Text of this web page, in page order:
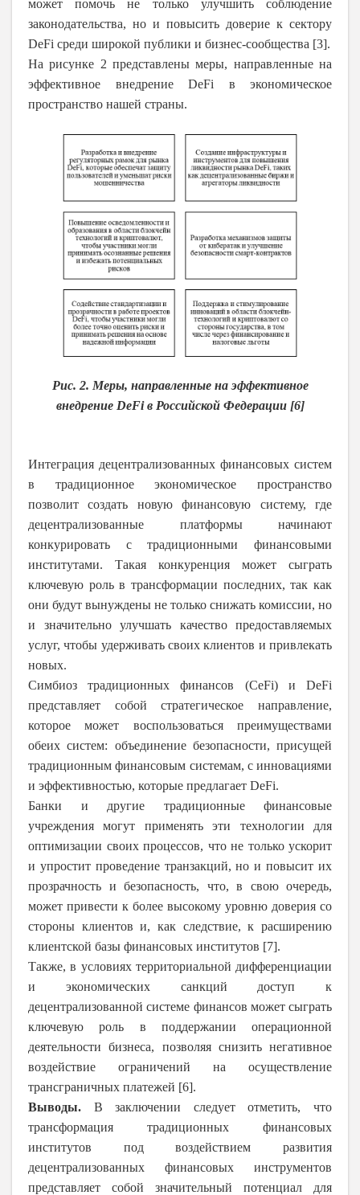
может помочь не только улучшить соблюдение
законодательства, но и повысить доверие к сектору
DeFi среди широкой публики и бизнес-сообщества [3].
На рисунке 2 представлены меры, направленные на
эффективное внедрение DeFi в экономическое
пространство нашей страны.
Рис. 2. Меры, направленные на эффективное
внедрение DeFiв Российской Федерации [6]
Интеграция децентрализованных финансовых систем
в традиционное экономическое пространство
позволит создать новую финансовую систему, где
децентрализованные платформы начинают
конкурировать с традиционными финансовыми
институтами. Такая конкуренция может сыграть
ключевую роль в трансформации последних, так как
они будут вынуждены не только снижать комиссии, но
и значительно улучшать качество предоставляемых
услуг, чтобы удерживать своих клиентов и привлекать
новых.
Симбиоз традиционных финансов (CeFi) и DeFi
представляет собой стратегическое направление,
которое может воспользоваться преимуществами
обеих систем: объединение безопасности, присущей
традиционным финансовым системам, с инновациями
и эффективностью, которые предлагает DeFi.
Банки и другие традиционные финансовые
учреждения могут применять эти технологии для
оптимизации своих процессов, что не только ускорит
и упростит проведение транзакций, но и повысит их
прозрачность и безопасность, что, в свою очередь,
может привести к более высокому уровню доверия со
стороны клиентов и, как следствие, к расширению
клиентской базы финансовых институтов [7].
Также, в условиях территориальной дифференциации
и экономических санкций доступ к
децентрализованной системе финансов может сыграть
ключевую роль в поддержании операционной
деятельности бизнеса, позволяя снизить негативное
воздействие ограничений на осуществление
трансграничных платежей [6].
Выводы. В заключении следует отметить, что
трансформация традиционных финансовых
институтов под воздействием развития
децентрализованных финансовых инструментов
представляет собой значительный потенциал для